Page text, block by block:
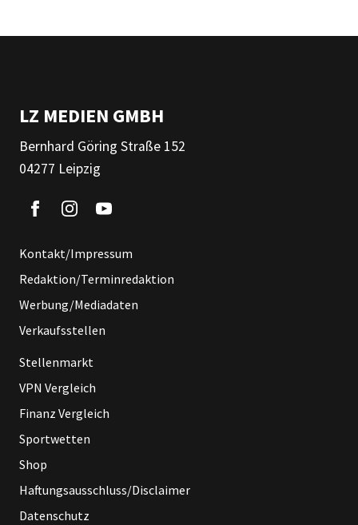
LZ MEDIEN GMBH
Bernhard Göring Straße 152
04277 Leipzig
Kontakt/Impressum
Redaktion/Terminredaktion
Werbung/Mediadaten
Verkaufsstellen
Stellenmarkt
VPN Vergleich
Finanz Vergleich
Sportwetten
Shop
Haftungsausschluss/Disclaimer
Datenschutz